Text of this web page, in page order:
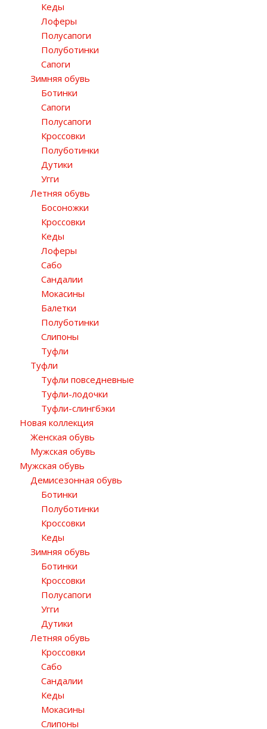
Кеды
Лоферы
Полусапоги
Полуботинки
Сапоги
Зимняя обувь
Ботинки
Сапоги
Полусапоги
Кроссовки
Полуботинки
Дутики
Угги
Летняя обувь
Босоножки
Кроссовки
Кеды
Лоферы
Сабо
Сандалии
Мокасины
Балетки
Полуботинки
Слипоны
Туфли
Туфли
Туфли повседневные
Туфли-лодочки
Туфли-слингбэки
Новая коллекция
Женская обувь
Мужская обувь
Мужская обувь
Демисезонная обувь
Ботинки
Полуботинки
Кроссовки
Кеды
Зимняя обувь
Ботинки
Кроссовки
Полусапоги
Угги
Дутики
Летняя обувь
Кроссовки
Сабо
Сандалии
Кеды
Мокасины
Слипоны